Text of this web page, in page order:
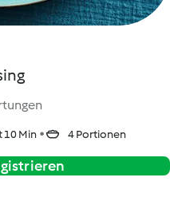
10 Min 4 Portionen